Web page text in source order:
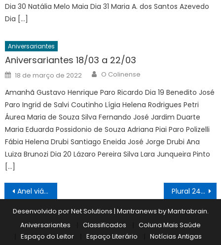
Dia 30 Natália Melo Maia Dia 31 Maria A. dos Santos Azevedo
Dia […]
Aniversariantes
Aniversariantes 18/03 a 22/03
Posted
on
18 de março de 2022 Author
O Colinense
Amanhã Gustavo Henrique Paro Ricardo Dia 19 Benedito José
Paro Ingrid de Salvi Coutinho Lígia Helena Rodrigues Petri
Áurea Maria de Souza Silva Fernando José Jardim Duarte
Maria Eduarda Possidonio de Souza Adriana Piai Paro Polizelli
Fábia Helena Drubi Santiago Eneida José Jorge Drubi Ana
Luiza Brunozi Dia 20 Lázaro Pereira Silva Lara Junqueira Pinto
[…]
Navegação
de
Post
Anel viário ganha melhorias do “Melhor Caminho” Plural 24/03
Desenvolvido por Net Solutions | Mantranews byMantrabrain.
Aniversariantes
Classificados
Coluna Mais Saúde
Espaço do Leitor
Espaço Literário Notícias Antigas